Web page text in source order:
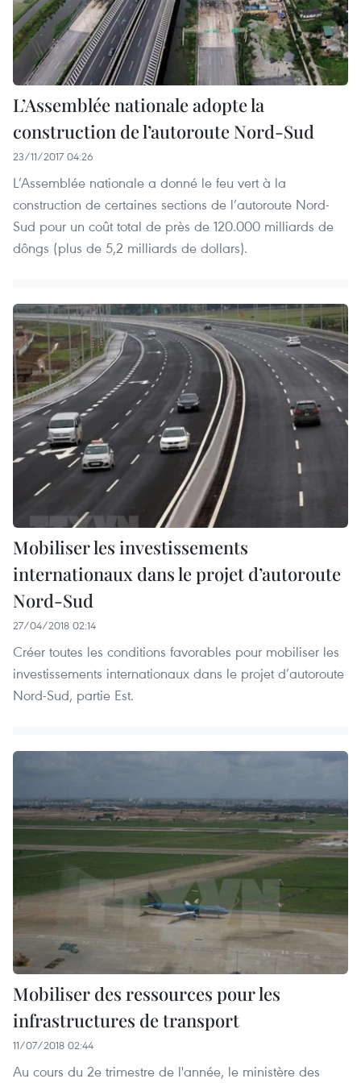
L’Assemblée nationale adopte la
construction de l’autoroute Nord-Sud
23/11/2017 04:26
L’Assemblée nationale a donné le feu vert à la
construction de certaines sections de l’autoroute Nord-
Sud pour un coût total de près de 120.000 milliards de
dôngs (plus de 5,2 milliards de dollars).
Mobiliser les investissements
internationaux dans le projet d’autoroute
Nord-Sud ​
27/04/2018 02:14
Créer toutes les conditions favorables pour mobiliser les
investissements internationaux dans le projet d’autoroute
Nord-Sud, partie Est.
Mobiliser des ressources pour les
infrastructures de transport
11/07/2018 02:44
Au cours du 2e trimestre de l'année, le ministère des